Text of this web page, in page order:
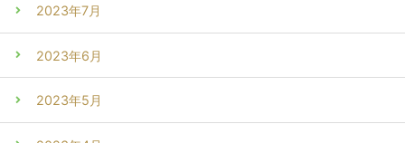
2023年7月
2023年6月
2023年5月